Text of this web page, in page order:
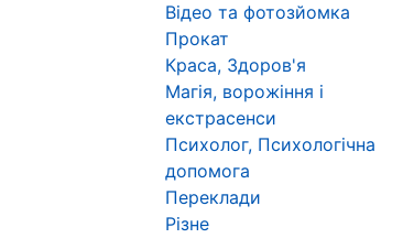
Відео та фотозйомка
Прокат
Краса, Здоров'я
Магія, ворожіння і
екстрасенси
Психолог, Психологічна
допомога
Переклади
Різне